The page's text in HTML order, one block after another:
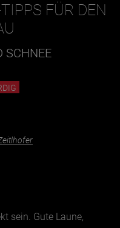
FÜR DEN
SCHNEE
sein. Gute Laune,